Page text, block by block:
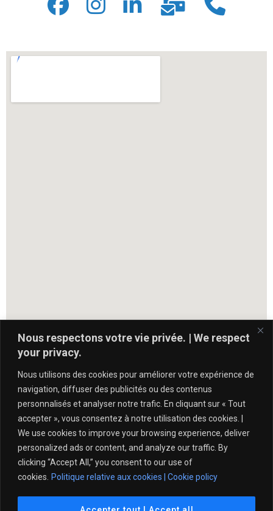
Nous respectons votre vie privée. | We respect
your privacy.
Nous utilisons des cookies pour améliorer votre expérience de
navigation, diffuser des publicités ou des contenus
personnalisés et analyser notre trafic. En cliquant sur « Tout
accepter », vous consentez à notre utilisation des cookies. |
We use cookies to improve your browsing experience, deliver
personalized ads or content, and analyze our traffic. By
clicking “Accept All,” you consent to our use of
cookies. Politique relative aux cookies | Cookie policy
Politique de protection de l’intégrité – Tennis Québec